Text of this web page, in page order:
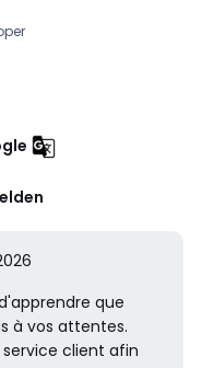
que
à vos attentes.
client afin